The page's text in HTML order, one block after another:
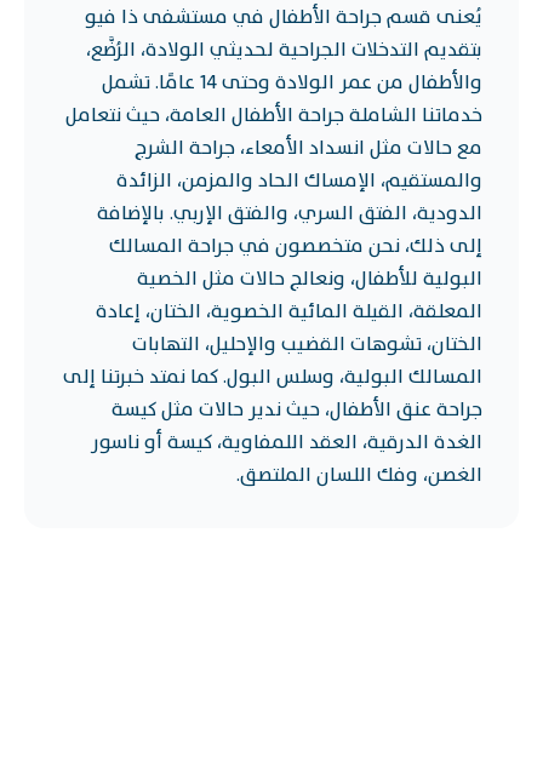
يُعنى قسم جراحة الأطفال في مستشفى ذا فيو
بتقديم التدخلات الجراحية لحديثي الولادة، الرُضَّع،
والأطفال من عمر الولادة وحتى 14 عامًا. تشمل
خدماتنا الشاملة جراحة الأطفال العامة، حيث نتعامل
مع حالات مثل انسداد الأمعاء، جراحة الشرج
والمستقيم، الإمساك الحاد والمزمن، الزائدة
الدودية، الفتق السري، والفتق الإربي. بالإضافة
إلى ذلك، نحن متخصصون في جراحة المسالك
البولية للأطفال، ونعالج حالات مثل الخصية
المعلقة، القيلة المائية الخصوية، الختان، إعادة
الختان، تشوهات القضيب والإحليل، التهابات
المسالك البولية، وسلس البول. كما نمتد خبرتنا إلى
جراحة عنق الأطفال، حيث ندير حالات مثل كيسة
الغدة الدرقية، العقد اللمفاوية، كيسة أو ناسور
الغصن، وفك اللسان الملتصق.